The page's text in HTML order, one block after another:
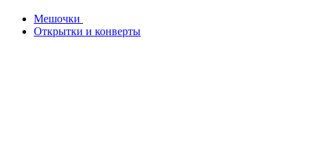
Мешочки
Открытки и конверты